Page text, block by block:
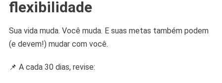
flexibilidade
Sua vida muda. Você muda. E suas metas também podem
(e devem!) mudar com você.
📌 A cada 30 dias, revise: